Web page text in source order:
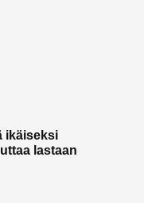
ikäiseksi
lastaan